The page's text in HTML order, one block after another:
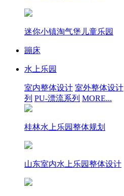
迷你小镇淘气堡儿童乐园
蹦床
水上乐园
室内整体设计 室外整体设计
列 PU-漂流系列 MORE...
桂林水上乐园整体规划
山东室内水上乐园整体设计